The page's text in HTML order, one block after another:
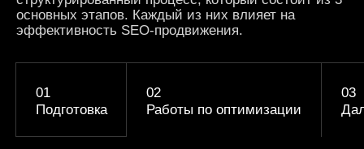
основных этапов. Каждый из них влияет на
эффективность SEO-продвижения.
Подготовка Работы по оптимизации